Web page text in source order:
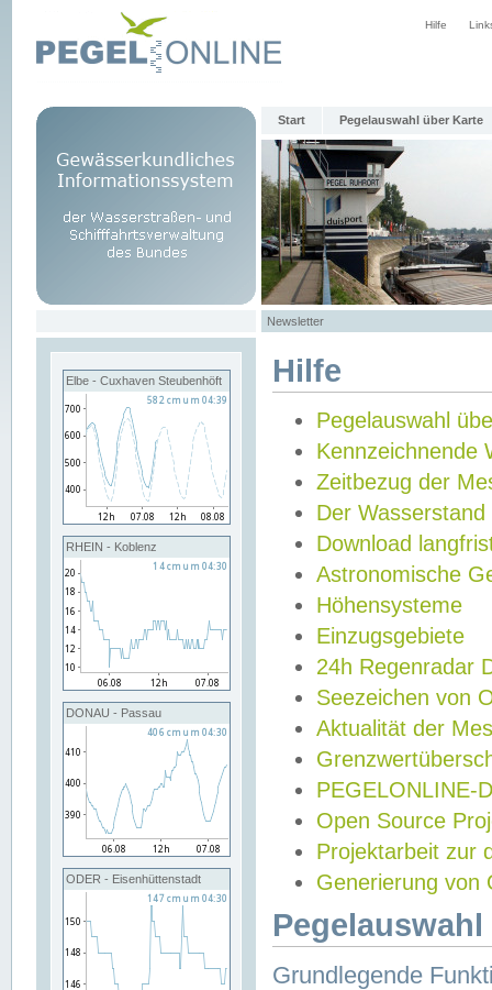
Hilfe
Start Pegelauswahl über Karte
Newsletter
Elbe - Cuxhaven Steubenhöft
RHEIN - Koblenz
DONAU - Passau
ODER - Eisenhüttenstadt
Hilfe
Pegelauswahl
Kennzeichnende
Zeitbezug der
Der Wasserstand
Download
Astronomische
Höhensysteme
Einzugsgebiete
24h Regenradar
Seezeichen von
Aktualität der
PEGELONLINE-
Open Source
Projektarbeit zur
Generierung von
Grundlegende